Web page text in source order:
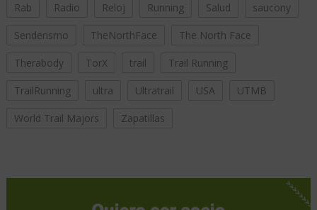
Rab Radio Reloj Running Salud saucony
Senderismo TheNorthFace The North Face
Therabody TorX trail Trail Running
TrailRunning ultra Ultratrail USA UTMB
World Trail Majors Zapatillas